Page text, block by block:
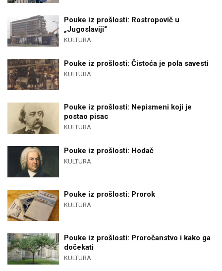
Pouke iz prošlosti: Rostropovič u
„Jugoslaviji“
KULTURA
Pouke iz prošlosti: Čistoća je pola savesti
KULTURA
Pouke iz prošlosti: Nepismeni koji je
postao pisac
KULTURA
Pouke iz prošlosti: Hodač
KULTURA
Pouke iz prošlosti: Prorok
KULTURA
Pouke iz prošlosti: Proročanstvo i kako ga
dočekati
KULTURA